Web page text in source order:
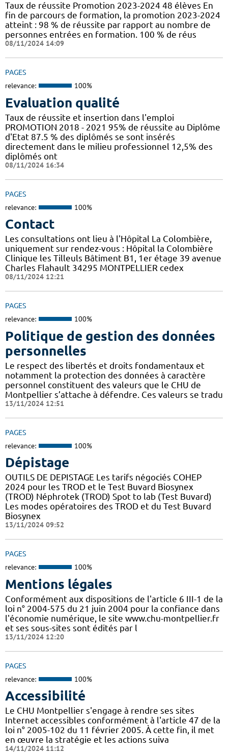
Taux de réussite Promotion 2023-2024 48 élèves En
fin de parcours de formation, la promotion 2023-2024
atteint : 98 % de réussite par rapport au nombre de
personnes entrées en formation. 100 % de réus
08/11/2024 14:09
PAGES
relevance: 100%
Evaluation qualité
Taux de réussite et insertion dans l'emploi
PROMOTION 2018 - 2021 95% de réussite au Diplôme
d'Etat 87.5 % des diplômés se sont insérés
directement dans le milieu professionnel 12,5% des
diplômés ont
08/11/2024 16:34
PAGES
relevance: 100%
Contact
Les consultations ont lieu à l'Hôpital La Colombière,
uniquement sur rendez-vous : Hôpital la Colombière
Clinique les Tilleuls Bâtiment B1, 1er étage 39 avenue
Charles Flahault 34295 MONTPELLIER cedex
08/11/2024 12:21
PAGES
relevance: 100%
Politique de gestion des données
personnelles
Le respect des libertés et droits fondamentaux et
notamment la protection des données à caractère
personnel constituent des valeurs que le CHU de
Montpellier s’attache à défendre. Ces valeurs se tradu
13/11/2024 12:51
PAGES
relevance: 100%
Dépistage
OUTILS DE DEPISTAGE Les tarifs négociés COHEP
2024 pour les TROD et le Test Buvard Biosynex
(TROD) Néphrotek (TROD) Spot to lab (Test Buvard)
Les modes opératoires des TROD et du Test Buvard
Biosynex
13/11/2024 09:52
PAGES
relevance: 100%
Mentions légales
Conformément aux dispositions de l'article 6 III-1 de la
loi n° 2004-575 du 21 juin 2004 pour la confiance dans
l'économie numérique, le site www.chu-montpellier.fr
et ses sous-sites sont édités par l
13/11/2024 12:20
PAGES
relevance: 100%
Accessibilité
Le CHU Montpellier s'engage à rendre ses sites
Internet accessibles conformément à l'article 47 de la
loi n° 2005-102 du 11 février 2005. À cette fin, il met
en œuvre la stratégie et les actions suiva
14/11/2024 11:12